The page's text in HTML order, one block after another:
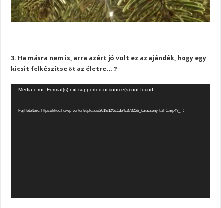
3. Ha másra nem is, arra azért jó volt ez az ajándék, hogy egy
kicsit felkészítse őt az életre… ?
Videólejátszó
Media error: Format(s) not supported or source(s) not found
Fájl letöltése: https://liked.hu/wp-content/uploads/2018/12/5c1de4c37325b_karacsony-fail-1.mp4?_=1